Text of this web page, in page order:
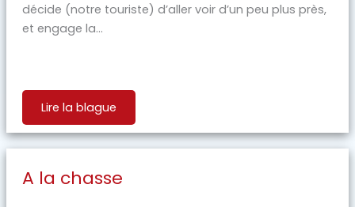
décide (notre touriste) d’aller voir d’un peu plus près,
et engage la...
Lire la blague
A la chasse